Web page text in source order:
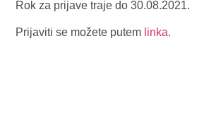
Rok za prijave traje do 30.08.2021.
Prijaviti se možete putem linka.